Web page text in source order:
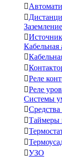


Заземление

Кабельная


Реле
Реле
Системы

Таймеры


УЗО